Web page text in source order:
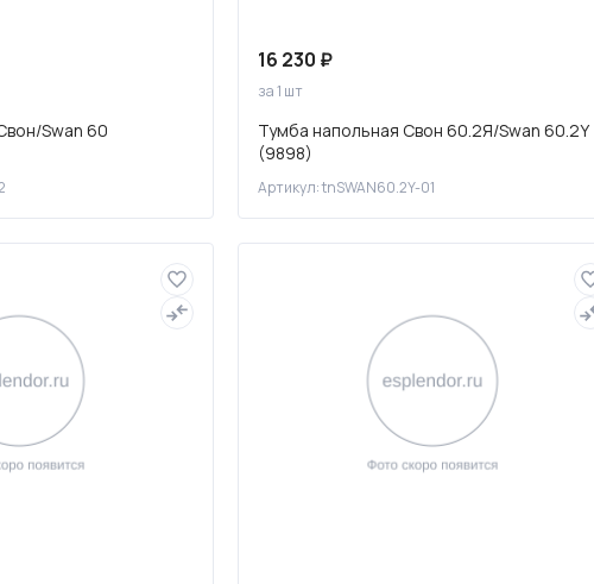
Swan 60
16 230 ₽
за 1 шт
Тумба напольная Свон 60.2Я/Swan 60.2Y
(9898)
Артикул: tnSWAN60.2Y-01